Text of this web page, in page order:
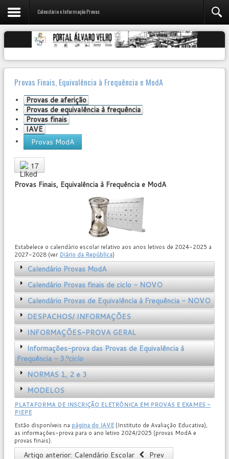
Calendário e Informação Provas
Provas Finais, Equivalência à Frequência e ModA
Provas de aferição
Provas de equivalência à frequência
Provas finais
IAVE
Provas ModA
Rating:17
Provas Finais, Equivalência à Frequência e ModA
Estabelece o calendário escolar relativo aos anos letivos de 2024-2025 a
2027-2028 (ver Diário da República)
Calendário Provas ModA
CalendárioProvas finais de ciclo - NOVO
CalendárioProvas de Equivalência à Frequência - NOVO
DESPACHOS/ INFORMAÇÕES
INFORMAÇÕES-PROVA GERAL
Informações-prova das Provas de Equivalência à
Frequência - 3.ºciclo
NORMAS 1, 2 e 3
MODELOS
PLATAFORMA DE INSCRIÇÃO ELETRÓNICA EM PROVAS E EXAMES -
PIEPE
Estão disponíveis na página do IAVE (Instituto de Avaliação Educativa),
as informações-prova para o ano letivo 2024/2025 (provas ModA e
provas finais).
Artigo anterior: Calendário Escolar Prev